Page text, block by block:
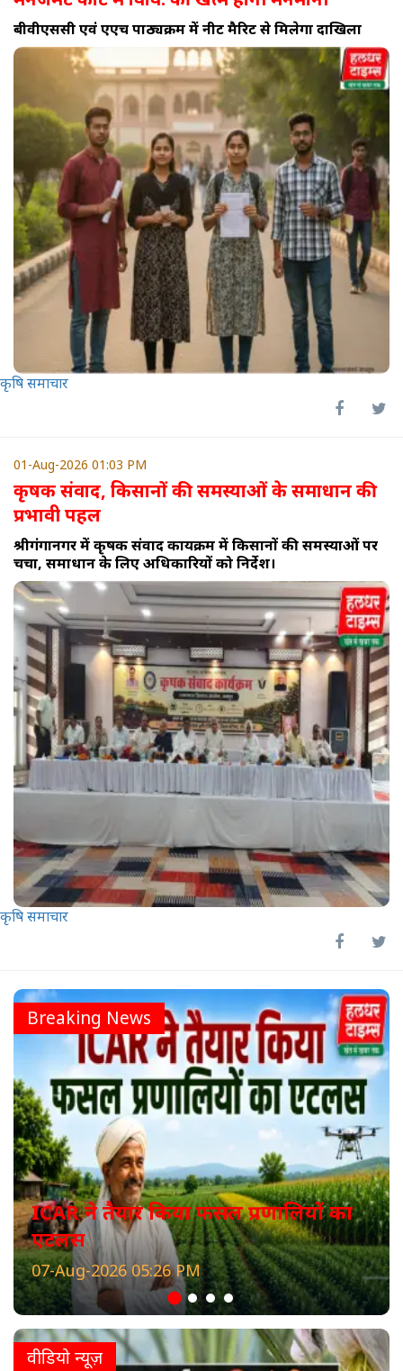
बीवीएससी एवं एएच पाठ्यक्रम में नीट मैरिट से मिलेगा दाखिला
कृषि समाचार
01-Aug-2026 01:03 PM
कृषक संवाद, किसानों की समस्याओं के समाधान की
प्रभावी पहल
श्रीगंगानगर में कृषक संवाद कार्यक्रम में किसानों की समस्याओं पर
चर्चा, समाधान के लिए अधिकारियों को निर्देश।
कृषि समाचार
Breaking News
ICAR ने तैयार किया फसल प्रणालियों का
एटलस
07-Aug-2026 05:26 PM
वीडियो न्यूज़